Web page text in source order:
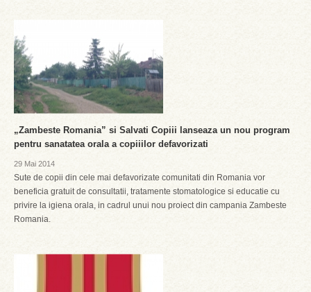
„Zambeste Romania” si Salvati Copiii lanseaza un nou program
pentru sanatatea orala a copiiilor defavorizati
29 Mai 2014
Sute de copii din cele mai defavorizate comunitati din Romania vor
beneficia gratuit de consultatii, tratamente stomatologice si educatie cu
privire la igiena orala, in cadrul unui nou proiect din campania Zambeste
Romania.